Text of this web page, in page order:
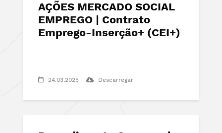
AÇÕES MERCADO SOCIAL
EMPREGO | Contrato
Emprego-Inserção+ (CEI+)
24.03.2025 Descarregar